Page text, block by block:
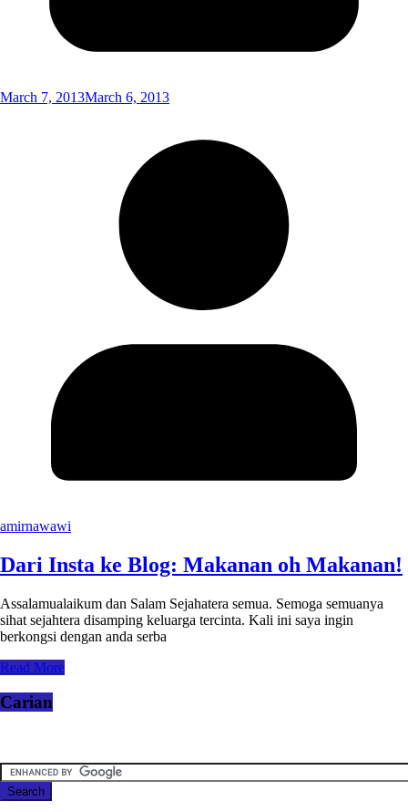
March 7, 2013March 6, 2013
amirnawawi
Dari Insta ke Blog: Makanan oh Makanan!
Assalamualaikum dan Salam Sejahatera semua. Semoga semuanya
sihat sejahtera disamping keluarga tercinta. Kali ini saya ingin
berkongsi dengan anda serba
Read More
Carian